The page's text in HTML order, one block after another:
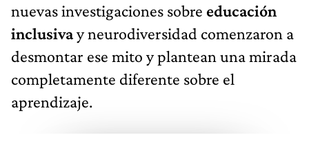
nuevas investigaciones sobre educación
inclusivay neurodiversidad comenzaron a
desmontar ese mito y plantean una mirada
completamente diferente sobre el
aprendizaje.